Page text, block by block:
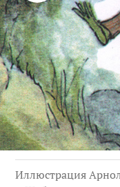
Иллюстрация